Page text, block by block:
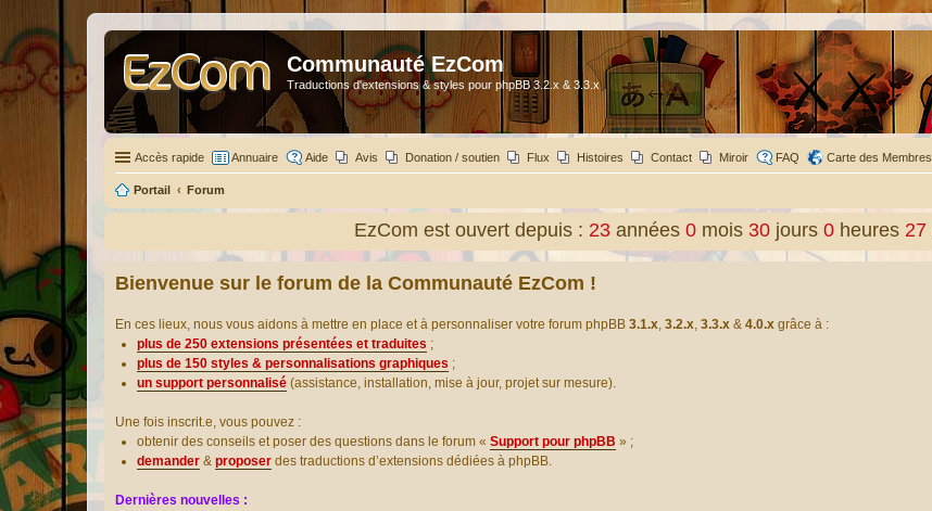
Communauté EzCom
Traductions d'extensions & styles pour phpBB 3.2.x & 3.3.x
Accès rapide Annuaire Aide Avis Donation / soutien Flux Histoires Contact Miroir FAQ Carte des Membres
Portail Forum
EzCom est ouvert depuis : 23 années 0 mois 30 jours 0 heures 27
Bienvenue sur le forum de la Communauté EzCom !
En ces lieux, nous vous aidons à mettre en place et à personnaliser votre forum phpBB 3.1.x, 3.2.x, 3.3.x & 4.0.x grâce à :
plus de 250 extensions présentées et traduites ;
plus de 150 styles & personnalisations graphiques ;
un support personnalisé (assistance, installation, mise à jour, projet sur mesure).
Une fois inscrit.e, vous pouvez :
obtenir des conseils et poser des questions dans le forum « Support pour phpBB » ;
demander & proposer des traductions d’extensions dédiées à phpBB.
Dernières nouvelles :